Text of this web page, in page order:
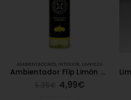
AMBIENTADORES, INTERIOR, LIMPIEZA
Ambientador Flip Limón 75ml
4,99€